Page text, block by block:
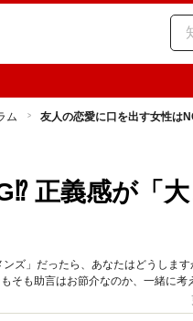
ム 友人の恋愛に口を出す女性は
正義感が「
ズ」だったら、あなたはどうします
も助言はお節介なのか、一緒に考